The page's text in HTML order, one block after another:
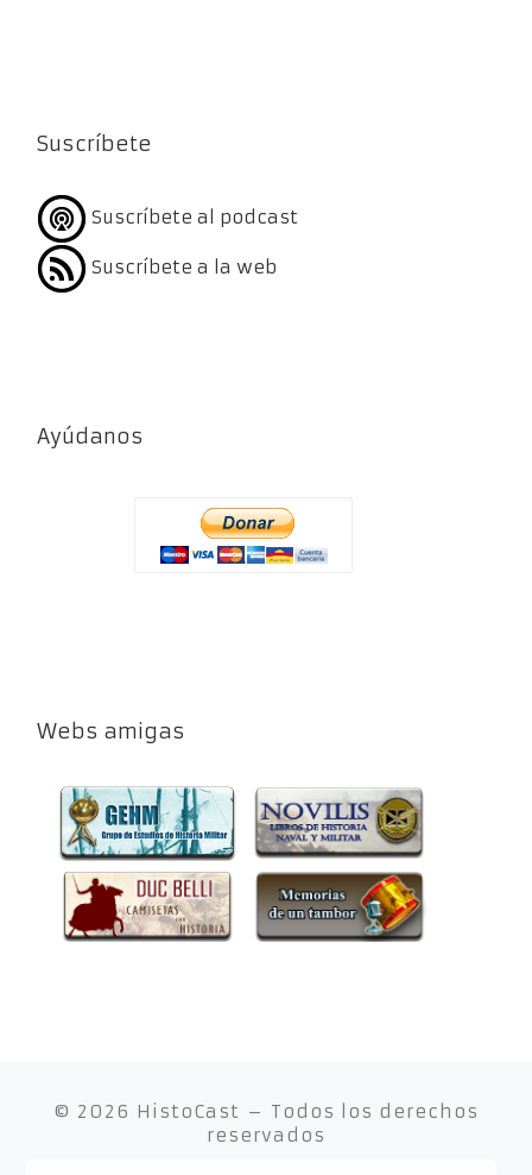
Suscríbete
Suscríbete al podcast
Suscríbete a la web
Ayúdanos
Webs amigas
© 2026 HistoCast – Todos los derechos
reservados